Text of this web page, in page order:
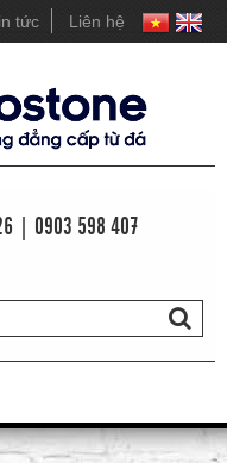
tức Liên hệ
| 0903 598 407